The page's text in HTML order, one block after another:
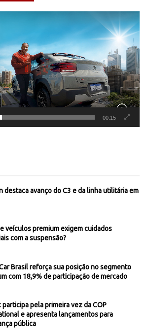
00:15
destaca avanço do C3 e da linha utilitária em
veículos premium exigem cuidados
com a suspensão?
Brasil reforça sua posição no segmento
com 18,9% de participação de mercado
participa pela primeira vez da COP
e apresenta lançamentos para
pública